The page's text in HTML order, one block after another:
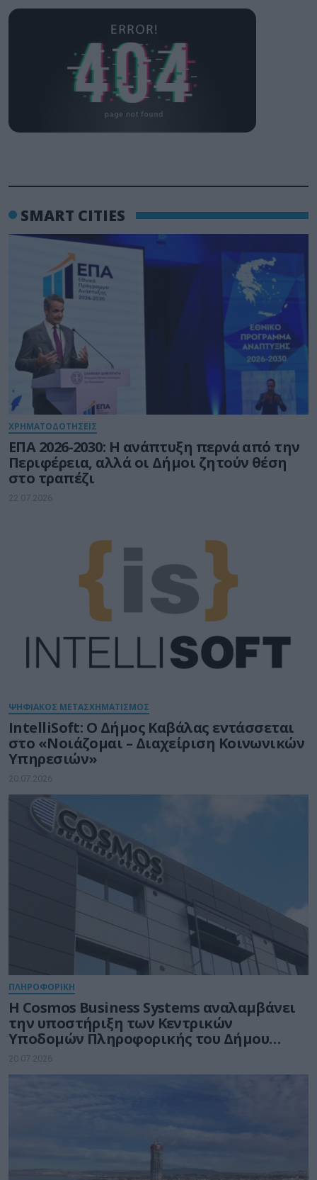
SMART CITIES
ΧΡΗΜΑΤΟΔΟΤΗΣΕΙΣ
ΕΠΑ 2026-2030: Η ανάπτυξη περνά από την
Περιφέρεια, αλλά οι Δήμοι ζητούν θέση
στο τραπέζι
22.07.2026
ΨΗΦΙΑΚΟΣ ΜΕΤΑΣΧΗΜΑΤΙΣΜΟΣ
IntelliSoft: Ο Δήμος Καβάλας εντάσσεται
στο «Νοιάζομαι – Διαχείριση Κοινωνικών
Υπηρεσιών»
20.07.2026
ΠΛΗΡΟΦΟΡΙΚΗ
Η Cosmos Business Systems αναλαμβάνει
την υποστήριξη των Κεντρικών
Υποδομών Πληροφορικής του Δήμου
Θεσσαλονίκης
20.07.2026